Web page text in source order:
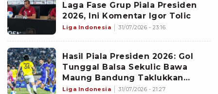
Laga Fase Grup Piala Presiden
2026, Ini Komentar Igor Tolic
Liga Indonesia 31/07/2026 - 23:16
Hasil Piala Presiden 2026: Gol
Tunggal Balsa Sekulic Bawa
Maung Bandung Taklukkan
Tampines Rovers dan Juara Grup
Liga Indonesia 31/07/2026 - 21:27